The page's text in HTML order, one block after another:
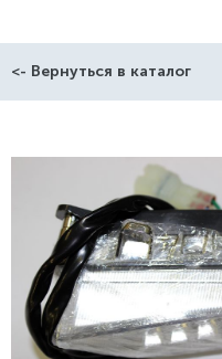
<- Вернуться в каталог